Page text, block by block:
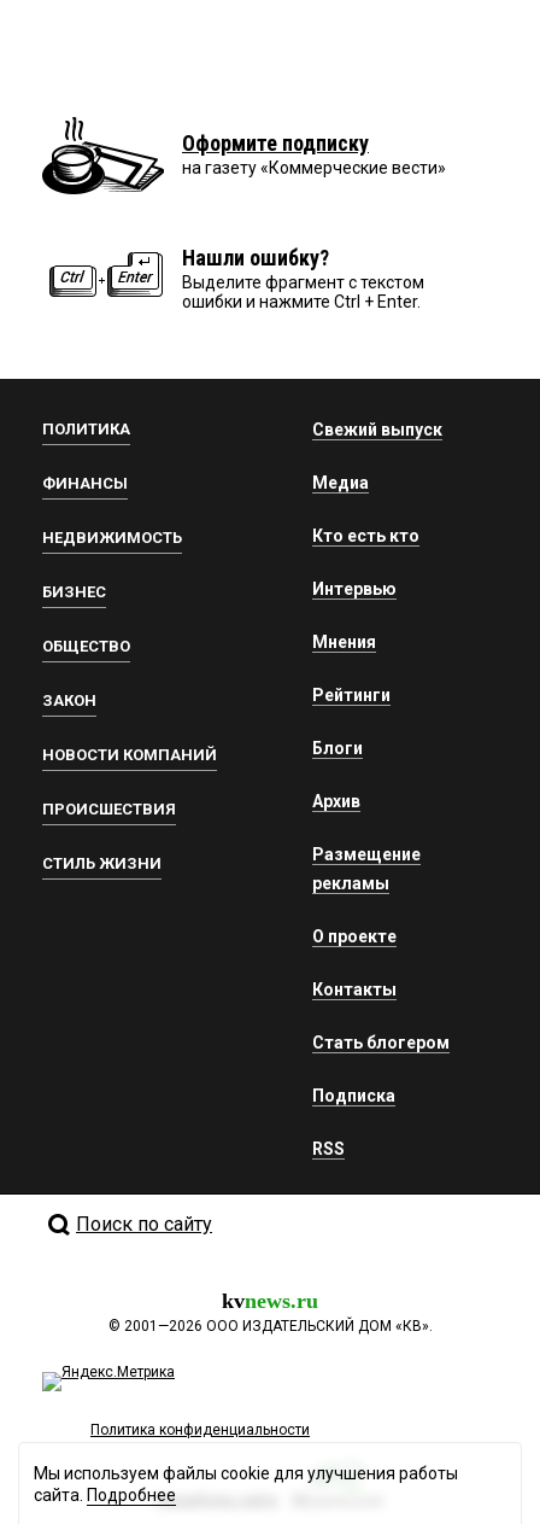
Оформите подписку
на газету «Коммерческие вести»
Нашли ошибку?
Выделите фрагмент с текстом
ошибки и нажмите Ctrl + Enter.
ПОЛИТИКА
ФИНАНСЫ
НЕДВИЖИМОСТЬ
БИЗНЕС
ОБЩЕСТВО
ЗАКОН
НОВОСТИ КОМПАНИЙ
ПРОИСШЕСТВИЯ
СТИЛЬ ЖИЗНИ
Свежий выпуск
Медиа
Кто есть кто
Интервью
Мнения
Рейтинги
Блоги
Архив
Размещение
рекламы
О проекте
Контакты
Стать блогером
Подписка
RSS
Поиск по сайту
kvnews.ru
© 2001—2026 ООО ИЗДАТЕЛЬСКИЙ ДОМ «КВ».
Политика конфиденциальности
Разработка сайта
Мы используем файлы cookie для улучшения работы
сайта. Подробнее